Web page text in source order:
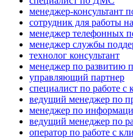
менеджер-консультант
сотрудник для работы
менеджер телефонных
менеджер службы
технолог консультант
менеджер по развитию
управляющий партнер
специалист по работе
ведущий менеджер по
менеджер по
ведущий менеджер по
оператор по работе с